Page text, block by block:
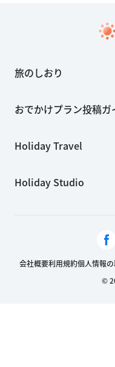
旅のしおり
おでかけプラン投稿ガ
Holiday Travel
Holiday Studio
会社概要利用規約個人情報
©